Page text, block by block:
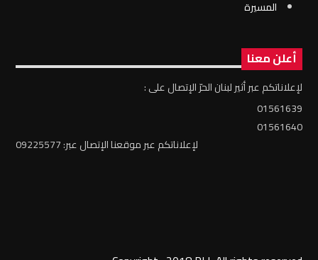
المسيرة
أعلن معنا
لإعلاناتكم عبر أثير لبنان الحرّ الإتصال على :
01561639
01561640
لإعلاناتكم عبر موقعنا الإتصال عبر: 09225577